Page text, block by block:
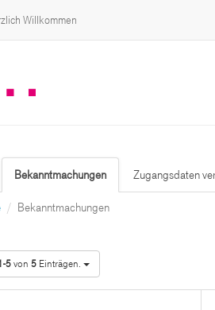
Willkommen
Bekanntmachungen Zugangsdaten
Bekanntmachungen
5von 5Einträgen.